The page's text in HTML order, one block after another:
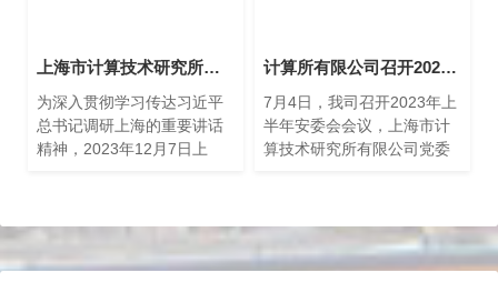
上海市计算技术研究所有限公司开展中心组学习（扩大）会——传达学习习近平总书记调研上海重要讲话精神
为深入贯彻学习传达习近平
总书记调研上海的重要讲话
精神，2023年12月7日上
会议由党委书记、董事长朱
计算所有限公司召开2023年度上半年安全生产委员会会议
7月4日，我司召开2023年上
半年安委会会议，上海市计
算技术研究所有限公司党委
门、公司上半年度安全生产
工作汇报，对各项安全工作